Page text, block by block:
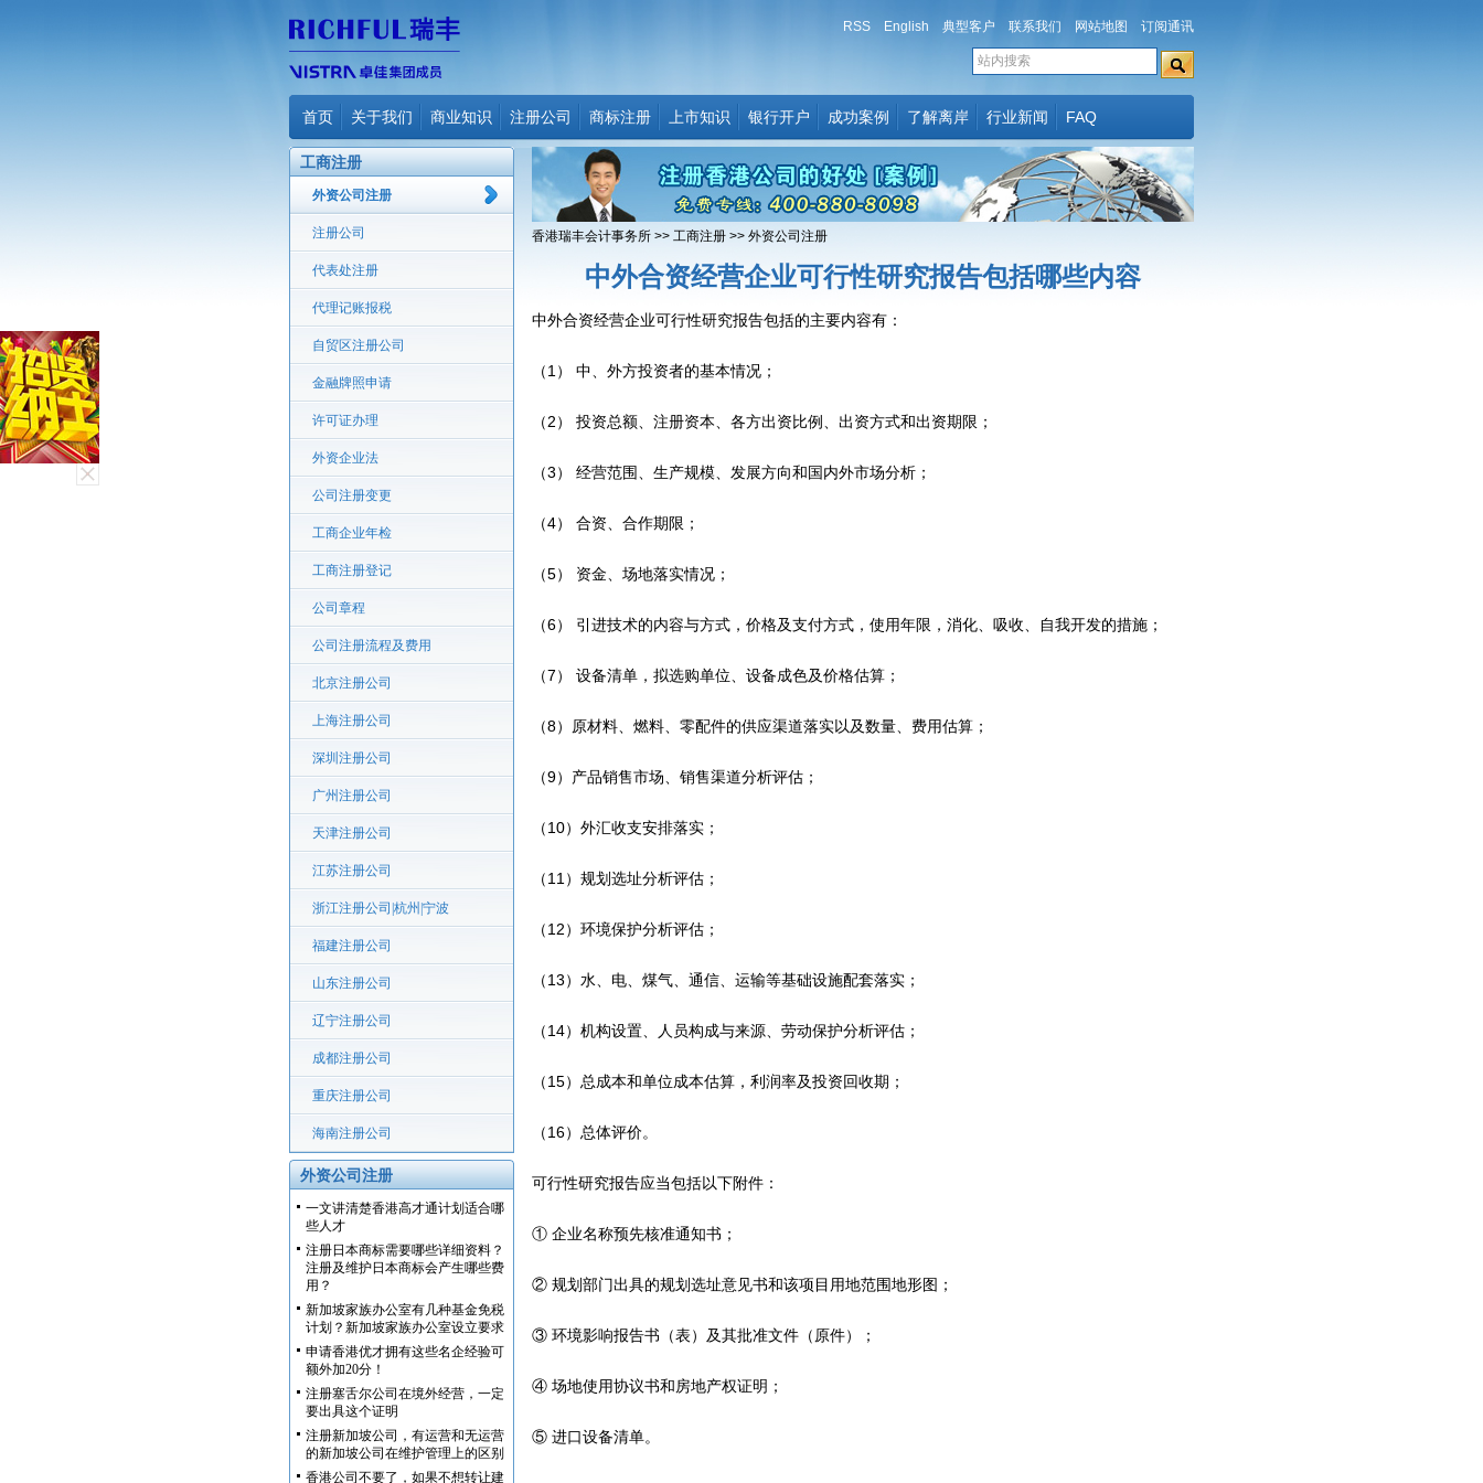
RSS English 典型客户 联系我们 网站地图 订阅通讯
首页 关于我们 商业知识 注册公司 商标注册 上市知识 银行开户 成功案例 了解离岸 行业新闻 FAQ
工商注册
外资公司注册
注册公司
代表处注册
代理记账报税
自贸区注册公司
金融牌照申请
许可证办理
外资企业法
公司注册变更
工商企业年检
工商注册登记
公司章程
公司注册流程及费用
北京注册公司
上海注册公司
深圳注册公司
广州注册公司
天津注册公司
江苏注册公司
浙江注册公司|杭州|宁波
福建注册公司
山东注册公司
辽宁注册公司
成都注册公司
重庆注册公司
海南注册公司
外资公司注册
一文讲清楚香港高才通计划适合哪
些人才
注册日本商标需要哪些详细资料？
注册及维护日本商标会产生哪些费
用？
新加坡家族办公室有几种基金免税
计划？新加坡家族办公室设立要求
申请香港优才拥有这些名企经验可
额外加20分！
注册塞舌尔公司在境外经营，一定
要出具这个证明
注册新加坡公司，有运营和无运营
的新加坡公司在维护管理上的区别
香港公司不要了，如果不想转让建
香港瑞丰会计事务所 >> 工商注册 >> 外资公司注册
中外合资经营企业可行性研究报告包括哪些内容
中外合资经营企业可行性研究报告包括的主要内容有：
（1） 中、外方投资者的基本情况；
（2） 投资总额、注册资本、各方出资比例、出资方式和出资期限；
（3） 经营范围、生产规模、发展方向和国内外市场分析；
（4） 合资、合作期限；
（5） 资金、场地落实情况；
（6） 引进技术的内容与方式，价格及支付方式，使用年限，消化、吸收、自我开发的措施；
（7） 设备清单，拟选购单位、设备成色及价格估算；
（8）原材料、燃料、零配件的供应渠道落实以及数量、费用估算；
（9）产品销售市场、销售渠道分析评估；
（10）外汇收支安排落实；
（11）规划选址分析评估；
（12）环境保护分析评估；
（13）水、电、煤气、通信、运输等基础设施配套落实；
（14）机构设置、人员构成与来源、劳动保护分析评估；
（15）总成本和单位成本估算，利润率及投资回收期；
（16）总体评价。
可行性研究报告应当包括以下附件：
① 企业名称预先核准通知书；
② 规划部门出具的规划选址意见书和该项目用地范围地形图；
③ 环境影响报告书（表）及其批准文件（原件）；
④ 场地使用协议书和房地产权证明；
⑤ 进口设备清单。